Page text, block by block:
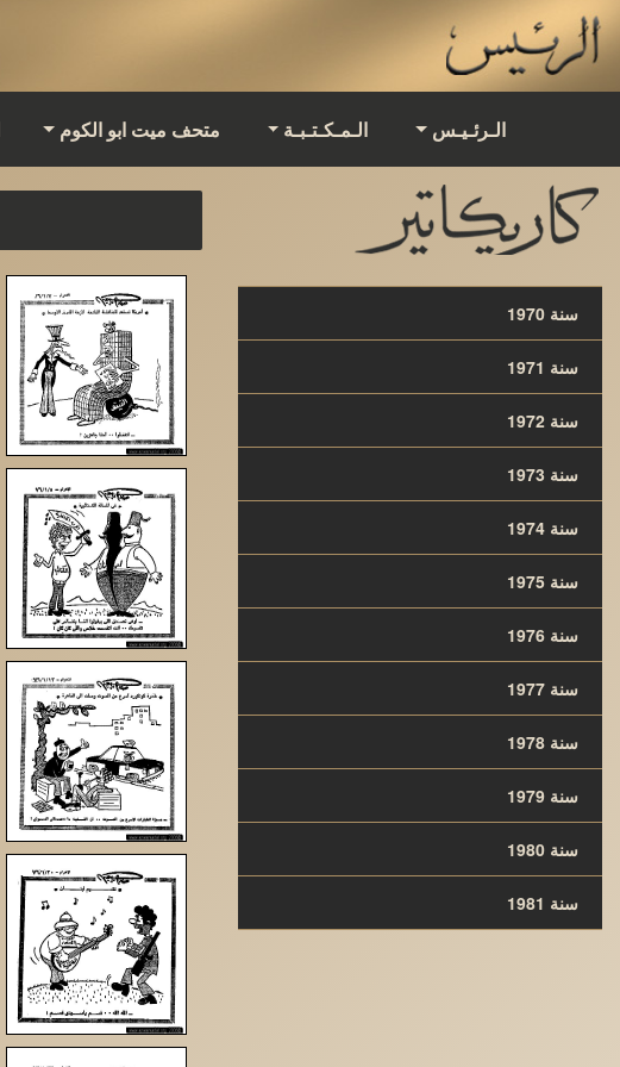
الـرئـيـس الـمـكـتـبـة متحف ميت ابو الكوم
سنة 1970
سنة 1971
سنة 1972
سنة 1973
سنة 1974
سنة 1975
سنة 1976
سنة 1977
سنة 1978
سنة 1979
سنة 1980
سنة 1981